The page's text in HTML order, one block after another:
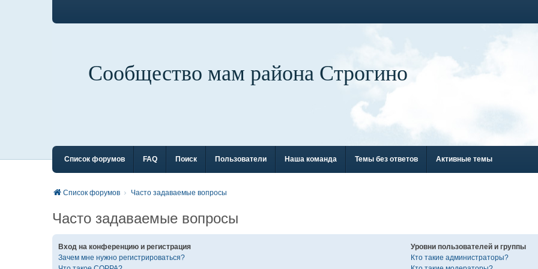
Сообщество мам района Строгино
Список форумов FAQ Поиск Пользователи Наша команда Темы без ответов Активные темы
Список форумов Часто задаваемые вопросы
Часто задаваемые вопросы
Вход на конференцию и регистрация
Зачем мне нужно регистрироваться?
Уровни пользователей и группы
Кто такие администраторы?